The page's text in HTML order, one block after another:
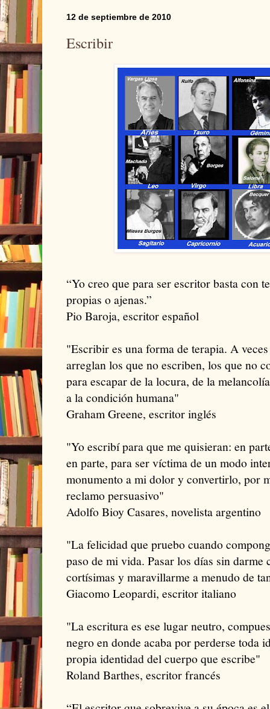
12 de septiembre de 2010
Escribir
“Yo creo que para ser escritor basta con
propias o ajenas.”
Pio Baroja, escritor español
"Escribir es una forma de terapia. A
arreglan los que no escriben, los que no
para escapar de la locura, de la
a la condición humana"
Graham Greene, escritor inglés
"Yo escribí para que me quisieran: en
en parte, para ser víctima de un modo
monumento a mi dolor y convertirlo, por
reclamo persuasivo"
Adolfo Bioy Casares, novelista argentino
"La felicidad que pruebo cuando
paso de mi vida. Pasar los días sin darme
cortísimas y maravillarme a menudo de
Giacomo Leopardi, escritor italiano
"La escritura es ese lugar neutro,
negro en donde acaba por perderse toda
propia identidad del cuerpo que escribe"
Roland Barthes, escritor francés